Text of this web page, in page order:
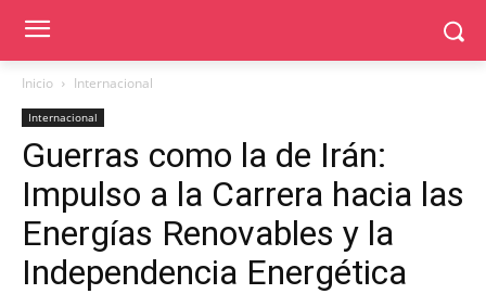
Inicio Internacional
Internacional
Guerras como la de Irán:
Impulso a la Carrera hacia las
Energías Renovables y la
Independencia Energética